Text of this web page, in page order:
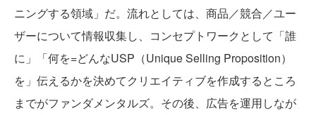
ニングする領域」だ。流れとしては、商品／競合／ユー
ザーについて情報収集し、コンセプトワークとして「誰
に」「何を=どんなUSP（Unique Selling Proposition）
を」伝えるかを決めてクリエイティブを作成するところ
までがファンダメンタルズ。その後、広告を運用しなが